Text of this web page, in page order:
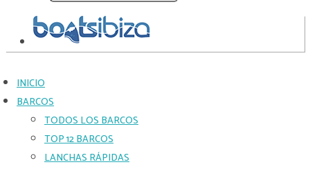
INICIO
BARCOS
TODOS LOS BARCOS
TOP 12 BARCOS
LANCHAS RÁPIDAS
SUNSEEKER
COMANCHE
40FT